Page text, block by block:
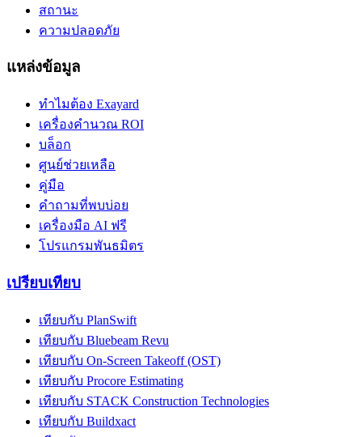
สถานะ
ความปลอดภัย
แหล่งข้อมูล
ทำไมต้อง Exayard
เครื่องคำนวณ ROI
บล็อก
ศูนย์ช่วยเหลือ
คู่มือ
คำถามที่พบบ่อย
เครื่องมือ AI ฟรี
โปรแกรมพันธมิตร
เปรียบเทียบ
เทียบกับ PlanSwift
เทียบกับ Bluebeam Revu
เทียบกับ On-Screen Takeoff (OST)
เทียบกับ Procore Estimating
เทียบกับ STACK Construction Technologies
เทียบกับ Buildxact